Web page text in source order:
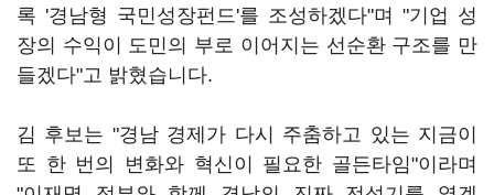
록 '경남형 국민성장펀드'를 조성하겠다"며 "기업 성
장의 수익이 도민의 부로 이어지는 선순환 구조를 만
들겠다"고 밝혔습니다.
김 후보는 "경남 경제가 다시 주춤하고 있는 지금이
또 한 번의 변화와 혁신이 필요한 골든타임"이라며